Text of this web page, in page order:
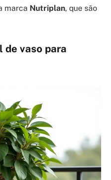
marca Nutriplan, que são
de vaso para